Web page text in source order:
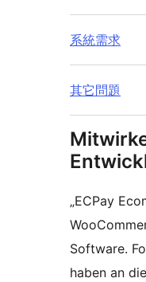
系統需求
其它問題
„ECPay
Software.
haben an